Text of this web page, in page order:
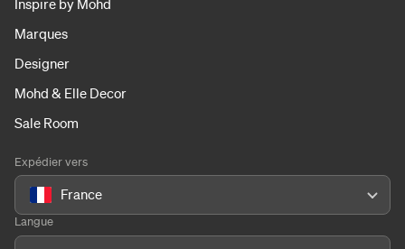
Marques
Designer
Mohd & Elle Decor
Sale Room
Expédier vers
France
Langue